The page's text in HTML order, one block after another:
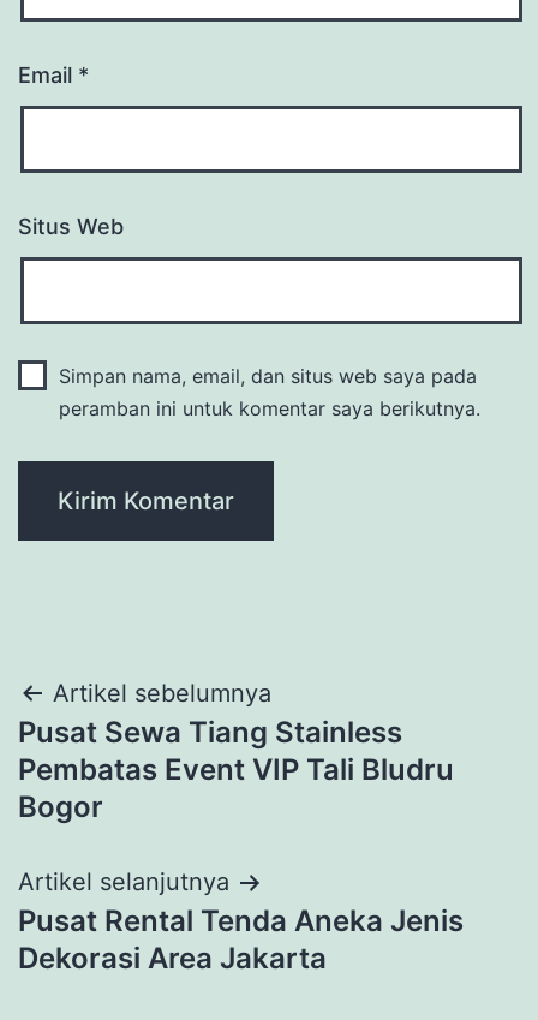
Email *
Situs Web
Simpan nama, email, dan situs web saya pada
peramban ini untuk komentar saya berikutnya.
Navigasi
pos
Artikel sebelumnya
Pusat Sewa Tiang Stainless
Pembatas Event VIP Tali Bludru
Bogor
Artikel selanjutnya
Pusat Rental Tenda Aneka Jenis
Dekorasi Area Jakarta